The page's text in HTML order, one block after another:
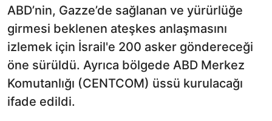
ABD’nin, Gazze’de sağlanan ve yürürlüğe
girmesi beklenen ateşkes anlaşmasını
izlemek için İsrail'e 200 asker göndereceği
öne sürüldü. Ayrıca bölgede ABD Merkez
Komutanlığı (CENTCOM) üssü kurulacağı
ifade edildi.